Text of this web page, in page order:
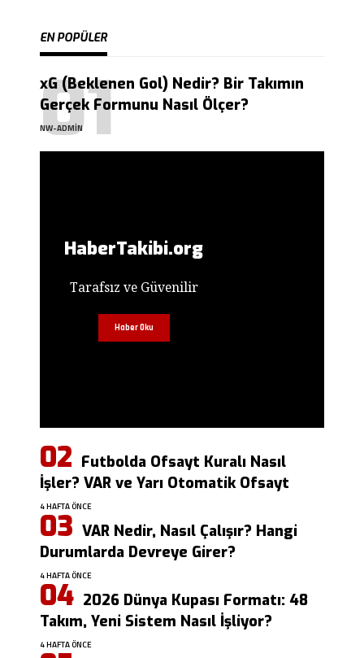
EN POPÜLER
xG (Beklenen Gol) Nedir? Bir Takımın
Gerçek Formunu Nasıl Ölçer?
NW-ADMIN
HaberTakibi.org
Tarafsız ve Güvenilir
Haber Oku
Futbolda Ofsayt Kuralı Nasıl
İşler? VAR ve Yarı Otomatik Ofsayt
4 HAFTA ÖNCE
VAR Nedir, Nasıl Çalışır? Hangi
Durumlarda Devreye Girer?
4 HAFTA ÖNCE
2026 Dünya Kupası Formatı: 48
Takım, Yeni Sistem Nasıl İşliyor?
4 HAFTA ÖNCE